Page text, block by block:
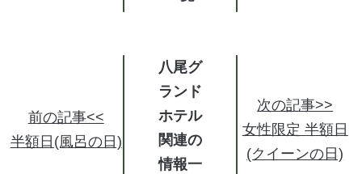
前の記事<<
半額日(風呂の日)
八尾グ
ランド
ホテル
関連の
情報
次の記事>>
女性限定 半額日
(クイーンの日)